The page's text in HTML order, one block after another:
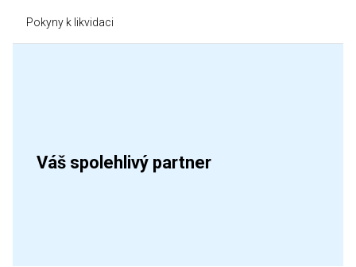
Pokyny k likvidaci
Váš spolehlivý partner